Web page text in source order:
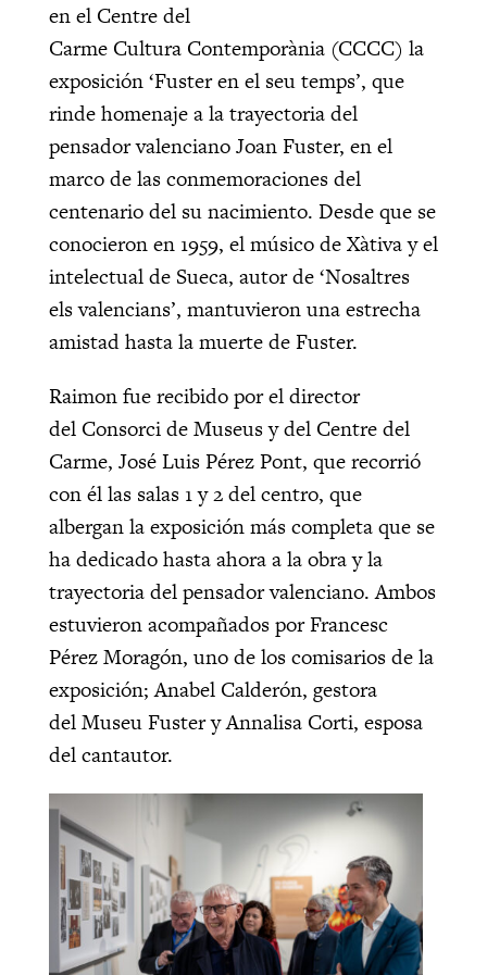
en el Centre del
Carme Cultura Contemporània (CCCC) la
exposición ‘Fuster en el seu temps’, que
rinde homenaje a la trayectoria del
pensador valenciano Joan Fuster, en el
marco de las conmemoraciones del
centenario del su nacimiento. Desde que se
conocieron en 1959, el músico de Xàtiva y el
intelectual de Sueca, autor de ‘Nosaltres
els valencians’, mantuvieron una estrecha
amistad hasta la muerte de Fuster.
Raimon fue recibido por el director
del Consorci de Museus y del Centre del
Carme, José Luis Pérez Pont, que recorrió
con él las salas 1 y 2 del centro, que
albergan la exposición más completa que se
ha dedicado hasta ahora a la obra y la
trayectoria del pensador valenciano. Ambos
estuvieron acompañados por Francesc
Pérez Moragón, uno de los comisarios de la
exposición; Anabel Calderón, gestora
del Museu Fuster y Annalisa Corti, esposa
del cantautor.